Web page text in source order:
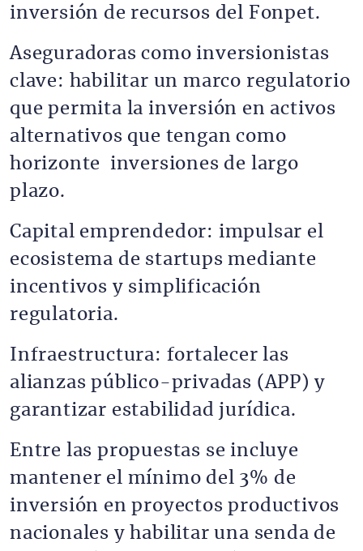
inversión de recursos del Fonpet.
Aseguradoras como inversionistas
clave: habilitar un marco regulatorio
que permita la inversión en activos
alternativos que tengan como
horizonte inversiones de largo
plazo.
Capital emprendedor: impulsar el
ecosistema de startups mediante
incentivos y simplificación
regulatoria.
Infraestructura: fortalecer las
alianzas público-privadas (APP) y
garantizar estabilidad jurídica.
Entre las propuestas se incluye
mantener el mínimo del 3% de
inversión en proyectos productivos
nacionales y habilitar una senda de